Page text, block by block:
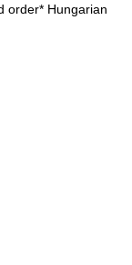
order* Hungarian